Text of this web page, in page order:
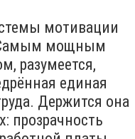
мотивации
мощным
разумеется,
единая
Держится она
прозрачность